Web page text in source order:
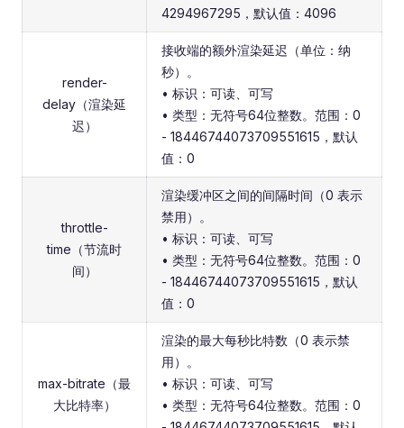
4294967295，默认值：4096
render-
delay（渲染延
迟）
接收端的额外渲染延迟（单位：纳
秒）。
• 标识：可读、可写
• 类型：无符号64位整数。范围：0
- 18446744073709551615，默认
值：0
throttle-
time（节流时
间）
渲染缓冲区之间的间隔时间（0 表示
禁用）。
• 标识：可读、可写
• 类型：无符号64位整数。范围：0
- 18446744073709551615，默认
值：0
max-bitrate（最
大比特率）
渲染的最大每秒比特数（0 表示禁
用）。
• 标识：可读、可写
• 类型：无符号64位整数。范围：0